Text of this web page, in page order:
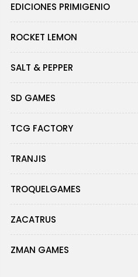
EDICIONES PRIMIGENIO
ROCKET LEMON
SALT & PEPPER
SD GAMES
TCG FACTORY
TRANJIS
TROQUELGAMES
ZACATRUS
ZMAN GAMES